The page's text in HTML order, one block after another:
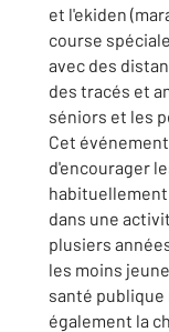
et l'ekiden
course
avec des
des tracés et
séniors et les
Cet
d'encourager
dans une
plusiers
les moins
santé
également la